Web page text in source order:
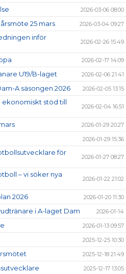
2026-03-06 08:00
25 mars 2026-03-04 09:27
inför
2026-02-26 15:49
2026-02-17 14:09
U19/B-laget 2026-02-06 21:41
A säsongen 2026 2026-02-05 13:15
stöd till
2026-02-04 16:51
2026-01-29 20:27
2026-01-29 15:36
för
2026-01-27 08:27
– vi söker nya
2026-01-22 21:02
2026 2026-01-20 11:30
i A-laget Dam 2026-01-14
2026-01-13 09:57
2025-12-25 10:30
2025-12-18 21:49
2025-12-17 13:05